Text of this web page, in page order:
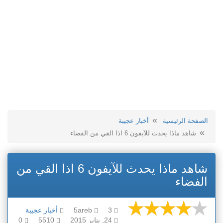
الصفحة الرئيسية
أخبار عجيبة
شاهد ماذا يحدث للآيفون 6 اذا القي من الفضاء
شاهد ماذا يحدث للآيفون 6 اذا القي من
الفضاء
3
أخبار عجيبة